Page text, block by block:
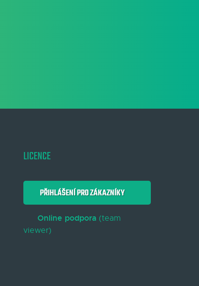
LICENCE
PŘIHLÁŠENÍ PRO ZÁKAZNÍKY
Online podpora(team
viewer)